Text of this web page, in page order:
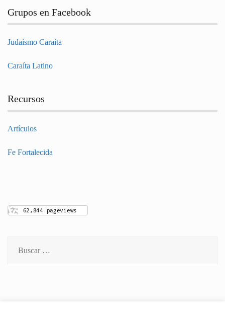
Grupos en Facebook
Judaísmo Caraíta
Caraíta Latino
Recursos
Artículos
Fe Fortalecida